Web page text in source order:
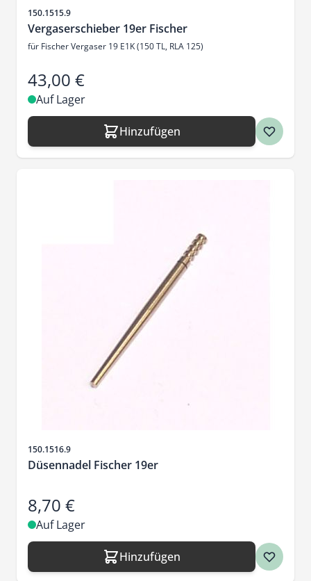
Artikelnr.
150.1515.9
Vergaserschieber 19er Fischer
für Fischer Vergaser 19 E1K (150 TL, RLA 125)
43,00 €
Auf Lager
Hinzufügen
Artikelnr.
150.1516.9
Düsennadel Fischer 19er
8,70 €
Auf Lager
Hinzufügen